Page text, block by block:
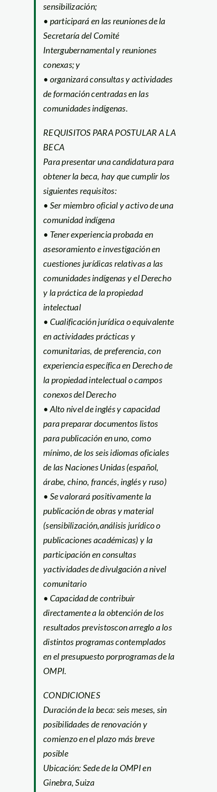
sensibilización;
• participará en las reuniones de la
Secretaría del Comité
Intergubernamental y reuniones
conexas; y
• organizará consultas y actividades
de formación centradas en las
comunidades indígenas.
REQUISITOS PARA POSTULAR A LA
BECA
Para presentar una candidatura para
obtener la beca, hay que cumplir los
siguientes requisitos:
• Ser miembro oficial y activo de una
comunidad indígena
• Tener experiencia probada en
asesoramiento e investigación en
cuestiones jurídicas relativas a las
comunidades indígenas y el Derecho
y la práctica de la propiedad
intelectual
• Cualificación jurídica o equivalente
en actividades prácticas y
comunitarias, de preferencia, con
experiencia específica en Derecho de
la propiedad intelectual o campos
conexos del Derecho
• Alto nivel de inglés y capacidad
para preparar documentos listos
para publicación en uno, como
mínimo, de los seis idiomas oficiales
de las Naciones Unidas (español,
árabe, chino, francés, inglés y ruso)
• Se valorará positivamente la
publicación de obras y material
(sensibilización,análisis jurídico o
publicaciones académicas) y la
participación en consultas
yactividades de divulgación a nivel
comunitario
• Capacidad de contribuir
directamente a la obtención de los
resultados previstoscon arreglo a los
distintos programas contemplados
en el presupuesto porprogramas de la
OMPI.
CONDICIONES
Duración de la beca: seis meses, sin
posibilidades de renovación y
comienzo en el plazo más breve
posible
Ubicación: Sede de la OMPI en
Ginebra, Suiza